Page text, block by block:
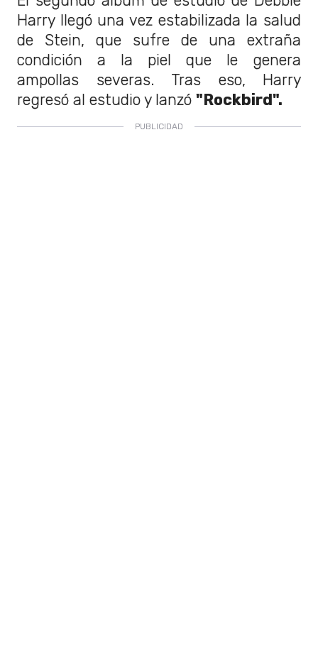
Harry llegó una vez estabilizada la salud
de Stein, que sufre de una extraña
condición a la piel que le genera
ampollas severas. Tras eso, Harry
regresó al estudio y lanzó "Rockbird".